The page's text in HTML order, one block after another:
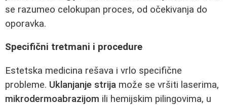
se razumeo celokupan proces, od očekivanja do
oporavka.
Specifični tretmani i procedure
Estetska medicina rešava i vrlo specifične
probleme. Uklanjanje strija može se vršiti laserima,
mikrodermoabrazijom ili hemijskim pilingovima, u